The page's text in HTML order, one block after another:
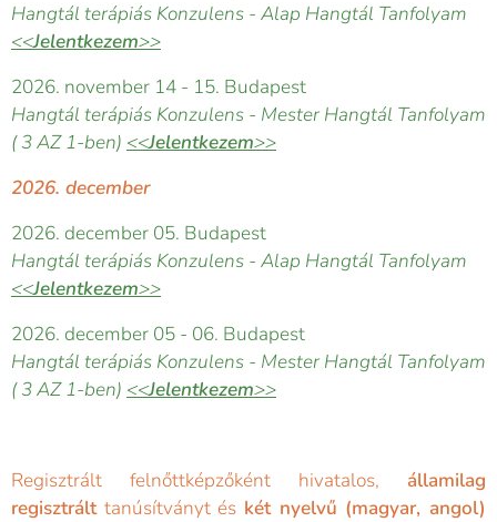
Hangtál terápiás Konzulens - Alap Hangtál Tanfolyam
<<Jelentkezem>>
2026. november 14 - 15. Budapest
Hangtál terápiás Konzulens - Mester Hangtál Tanfolyam
( 3 AZ 1-ben) <<Jelentkezem>>
2026. december
2026. december 05. Budapest
Hangtál terápiás Konzulens - Alap Hangtál Tanfolyam
<<Jelentkezem>>
2026. december 05 - 06. Budapest
Hangtál terápiás Konzulens - Mester Hangtál Tanfolyam
( 3 AZ 1-ben) <<Jelentkezem>>
Regisztrált felnőttképzőként hivatalos, államilag
regisztrálttanúsítványt és két nyelvű (magyar, angol)